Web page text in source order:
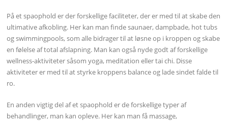
På et spaophold er der forskellige faciliteter, der er med til at skabe den
ultimative afkobling. Her kan man finde saunaer, dampbade, hot tubs
og swimmingpools, som alle bidrager til at løsne op i kroppen og skabe
en følelse af total afslapning. Man kan også nyde godt af forskellige
wellness-aktiviteter såsom yoga, meditation eller tai chi. Disse
aktiviteter er med til at styrke kroppens balance og lade sindet falde til
ro.
En anden vigtig del af et spaophold er de forskellige typer af
behandlinger, man kan opleve. Her kan man få massage,